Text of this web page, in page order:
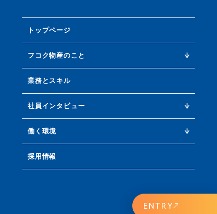
トップページ
フコク物産のこと
業務とスキル
社員インタビュー
働く環境
採用情報
ENTRY